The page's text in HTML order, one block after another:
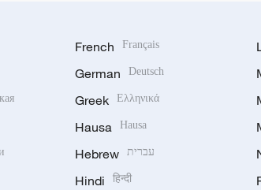
French Français
German Deutsch
Greek Ελληνικά
Hausa Hausa
Hebrew עברית
Hindi हिन्दी